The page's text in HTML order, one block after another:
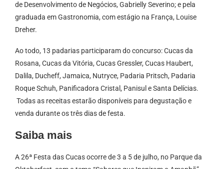
de Desenvolvimento de Negócios, Gabrielly Severino; e pela
graduada em Gastronomia, com estágio na França, Louise
Dreher.
Ao todo, 13 padarias participaram do concurso: Cucas da
Rosana, Cucas da Vitória, Cucas Gressler, Cucas Haubert,
Dalila, Ducheff, Jamaica, Nutryce, Padaria Pritsch, Padaria
Roque Schuh, Panificadora Cristal, Panisul e Santa Delícias.
Todas as receitas estarão disponíveis para degustação e
venda durante os três dias de festa.
Saiba mais
A 26ª Festa das Cucas ocorre de 3 a 5 de julho, no Parque da